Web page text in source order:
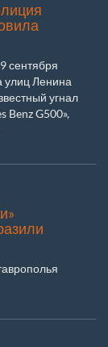
сентября
улиц Ленина
угнал
Benz G500»,